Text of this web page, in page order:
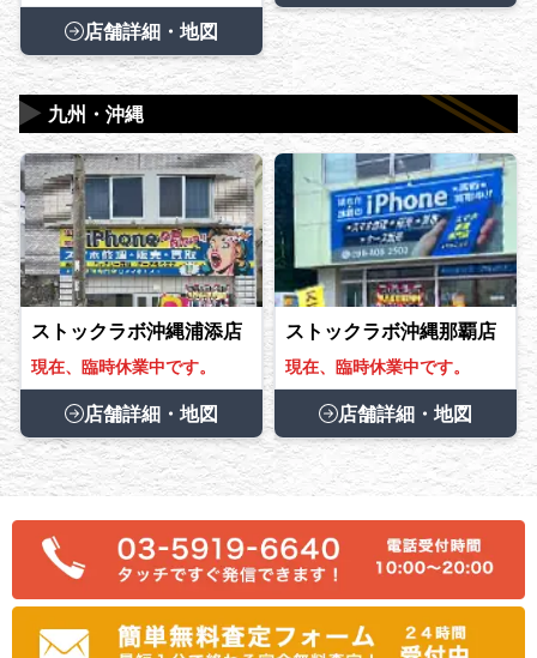
店舗詳細・地図
九州・沖縄
▶
ストックラボ沖縄浦添店
現在、臨時休業中です。
店舗詳細・地図
ストックラボ沖縄那覇店
現在、臨時休業中です。
店舗詳細・地図